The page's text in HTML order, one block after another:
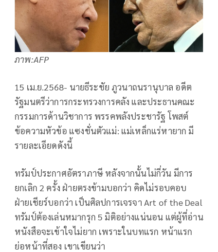
ภาพ:AFP
15 เม.ย.2568- นายธีระชัย ภูวนาถนรานุบาล อดีต
รัฐมนตรีว่าการกระทรวงการคลัง และประธานคณะ
กรรมการด้านวิชาการ พรรคพลังประชารัฐ โพสต์
ข้อความหัวข้อ แซงชั่นตัวแม่: แม่เหล็กแร่หายาก มี
รายละเอียดดังนี้
ทรัมป์ประกาศอัตราภาษี หลังจากนั้นไม่กี่วัน มีการ
ยกเลิก 2 ครั้ง ฝ่ายตรงข้ามบอกว่า คิดไม่รอบคอบ
ฝ่ายเชียร์บอกว่า เป็นศิลปการเจรจา Art of the Deal
ทรัมป์ต้องเล่นหมากรุก 5 มิติอย่างแน่นอน แต่ผู้ที่อ่าน
หนังสือจะเข้าใจไม่ยาก เพราะในบทแรก หน้าแรก
ย่อหน้าที่สอง เขาเขียนว่า